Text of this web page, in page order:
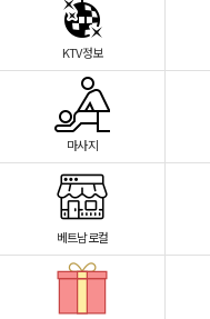
KTV정보
마사지
베트남로컬